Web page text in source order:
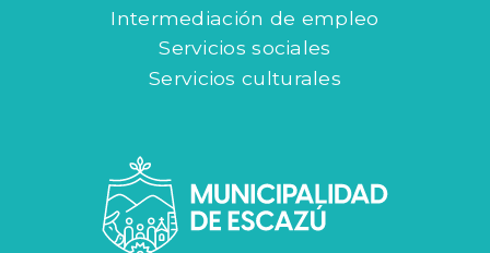
Intermediación de empleo
Servicios sociales
Servicios culturales